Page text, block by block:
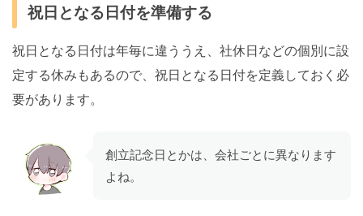
祝日となる日付を準備する
祝日となる日付は年毎に違ううえ、社休日などの個別に設
定する休みもあるので、祝日となる日付を定義しておく必
要があります。
創立記念日とかは、会社ごとに異なります
よね。